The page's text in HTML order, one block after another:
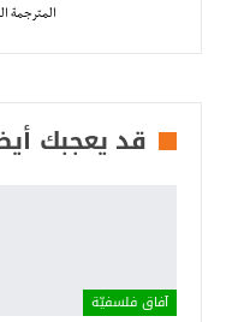
المترجمة
قد يعجبك
آفاق فلسفيّة‎